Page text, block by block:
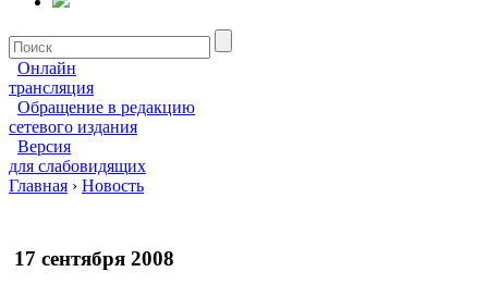
Онлайн
трансляция
Обращение в редакцию
сетевого издания
Версия
для слабовидящих
Главная › Новость
17 сентября 2008